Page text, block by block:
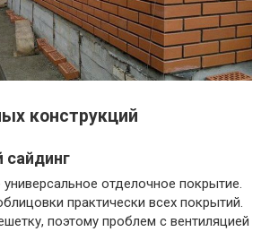
конструкций
отделочное покрытие.
практически всех покрытий.
поэтому проблем с вентиляцией